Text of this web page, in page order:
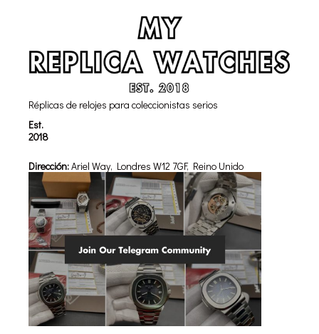
Réplicas de relojes para coleccionistas serios
Est.
2018
Dirección:Ariel Way, Londres W12 7GF, Reino Unido